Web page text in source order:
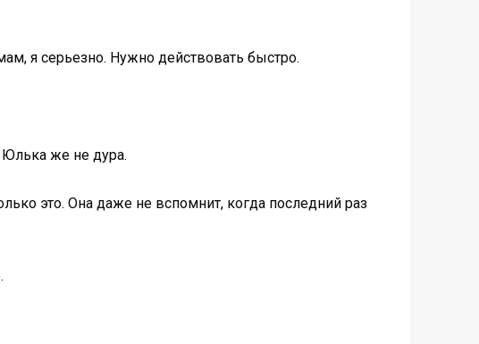
я серьезно. Нужно действовать быстро.
же не дура.
это. Она даже не вспомнит, когда последний раз